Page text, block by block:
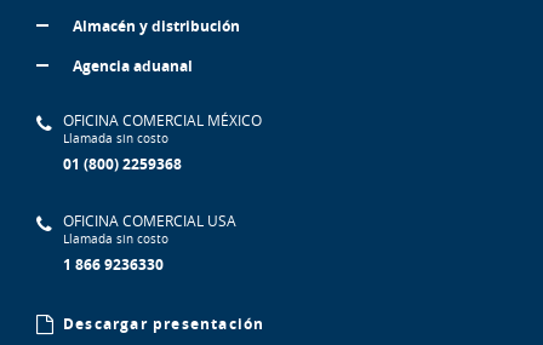
Almacén y distribución
Agencia aduanal
OFICINA COMERCIAL MÉXICO
Llamada sin costo
01 (800) 2259368
OFICINA COMERCIAL USA
Llamada sin costo
1 866 9236330
Descargar presentación